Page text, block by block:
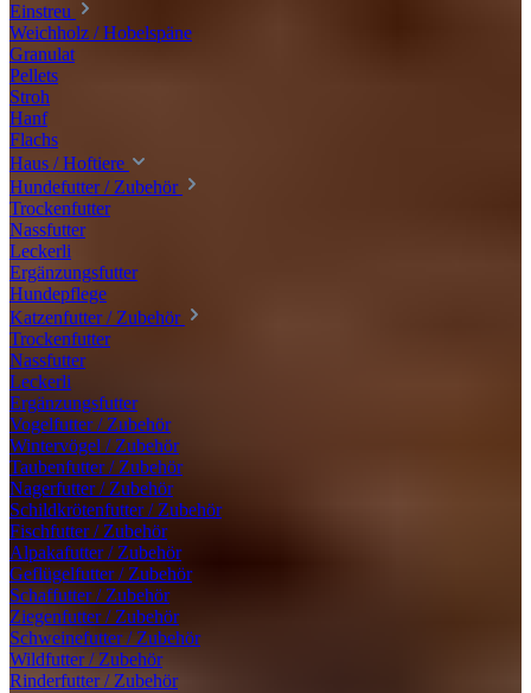
Einstreu
Weichholz / Hobelspäne
Granulat
Pellets
Stroh
Hanf
Flachs
Haus / Hoftiere
Hundefutter / Zubehör
Trockenfutter
Nassfutter
Leckerli
Ergänzungsfutter
Hundepflege
Katzenfutter / Zubehör
Trockenfutter
Nassfutter
Leckerli
Ergänzungsfutter
Vogelfutter / Zubehör
Wintervögel / Zubehör
Taubenfutter / Zubehör
Nagerfutter / Zubehör
Schildkrötenfutter / Zubehör
Fischfutter / Zubehör
Alpakafutter / Zubehör
Geflügelfutter / Zubehör
Schaffutter / Zubehör
Ziegenfutter / Zubehör
Schweinefutter / Zubehör
Wildfutter / Zubehör
Rinderfutter / Zubehör